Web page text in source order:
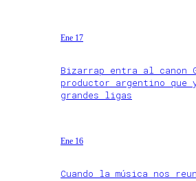
Ene 17
Bizarrap entra al
productor argentino que
grandes ligas
Ene 16
Cuando la música nos